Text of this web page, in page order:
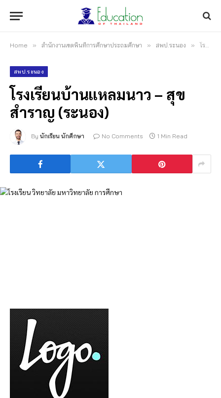
Home » สำนักงานเขตพื้นที่การศึกษาประถมศึกษา » สพป.ระนอง » โรงเรียนบ้านแหลมนาว – สุขสำราญ (ระนอง)
สพป.ระนอง
โรงเรียนบ้านแหลมนาว – สุข
สำราญ (ระนอง)
By นักเรียน นักศึกษา No Comments 1 Min Read